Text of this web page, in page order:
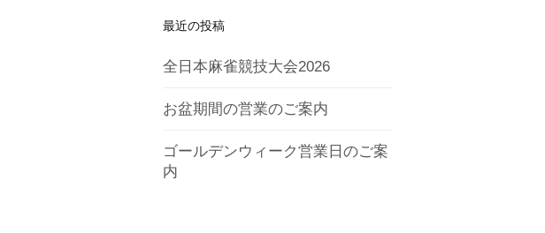
最近の投稿
全日本麻雀競技大会2026
お盆期間の営業のご案内
ゴールデンウィーク営業日のご案
内